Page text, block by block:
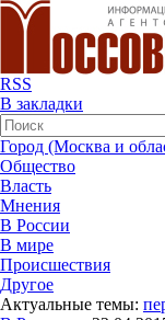
RSS
В закладки
Город (Москва и
Общество
Власть
Мнения
В России
В мире
Происшествия
Другое
Актуальные темы: